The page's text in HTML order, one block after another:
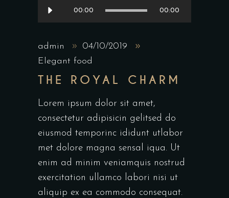
Lecteur
audio
00:00 00:00
admin
04/10/2019
Elegant food
THE ROYAL CHARM
Lorem ipsum dolor sit amet,
consectetur adipisicin gelitsed do
eiusmod temporinc ididunt utlabor
met dolore magna sensal iqua. Ut
enim ad minim veniamquis nostrud
exercitation ullamco labori nisi ut
aliquip ex ea commodo consequat.